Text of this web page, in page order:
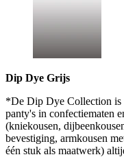
Dip Dye Grijs
*De Dip Dye Collection is
panty's in confectiematen
(kniekousen,
bevestiging, armkousen
één stuk als maatwerk)